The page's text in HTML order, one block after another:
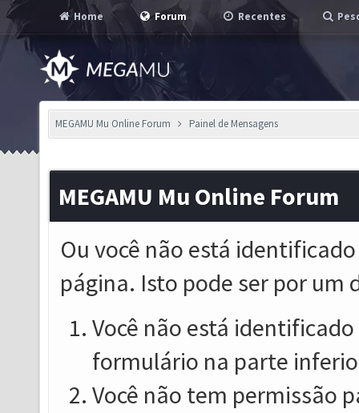
Home Forum Recentes
MEGAMU Mu Online Forum Painel de Mensagens
MEGAMU Mu Online Forum
Ou você não está
página. Isto pode ser por um
Você não está
formulário na parte
Você não tem permissão